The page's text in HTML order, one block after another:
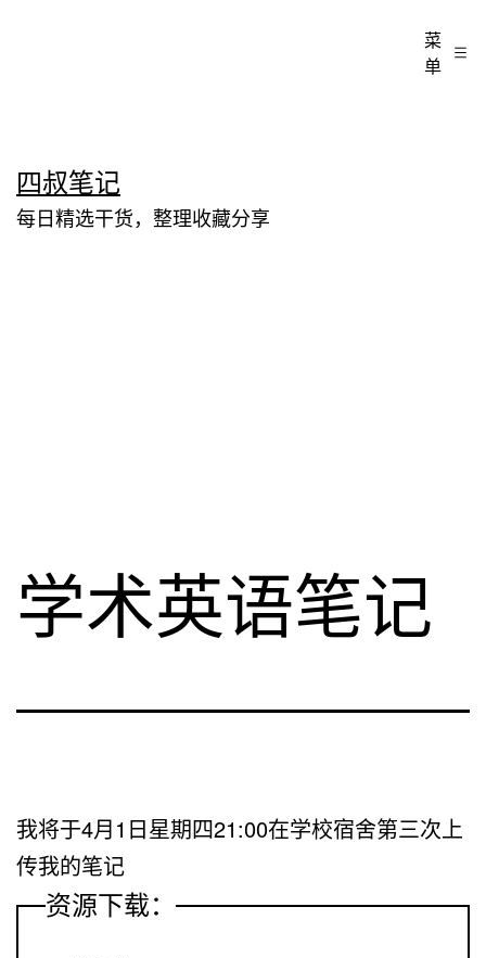
至
内
四叔笔记
每日精选干货，整理收藏分享
菜
单
学术英语笔记
我将于4月1日星期四21:00在学校宿舍第三次上
传我的笔记
资源下载：